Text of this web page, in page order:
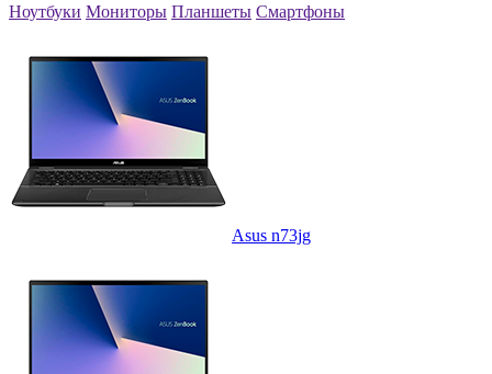
Ноутбуки Мониторы Планшеты Смартфоны
Asus n73jg